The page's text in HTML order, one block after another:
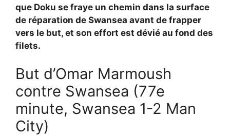
que Doku se fraye un chemin dans la surface
de réparation de Swansea avant de frapper
vers le but, et son effort est dévié au fond des
filets.
But d’Omar Marmoush
contre Swansea (77e
minute, Swansea 1-2 Man
City)